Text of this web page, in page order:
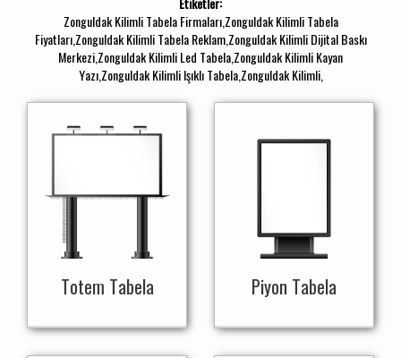
Zonguldak Kilimli Tabela Firmaları,Zonguldak Kilimli Tabela
Fiyatları,Zonguldak Kilimli Tabela Reklam,Zonguldak Kilimli Dijital Baskı
Merkezi,Zonguldak Kilimli Led Tabela,Zonguldak Kilimli Kayan
Yazı,Zonguldak Kilimli Işıklı Tabela,Zonguldak Kilimli,
Totem Tabela Piyon Tabela